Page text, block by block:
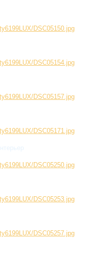
DSC05150.jpg
DSC05154.jpg
DSC05157.jpg
DSC05171.jpg
DSC05250.jpg
DSC05253.jpg
DSC05257.jpg